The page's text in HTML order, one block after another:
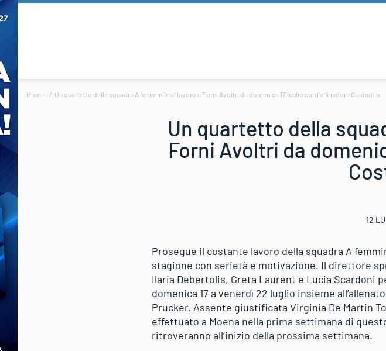
Home Un quartetto della squadra A femminile al lavoro a Forni Avoltri da domenica 17 luglio con l’allenatore Costantin
Un quartetto della
Forni Avoltri da
12
Prosegue il costante lavoro della squadra A
stagione con serietà e motivazione. Il direttore
Ilaria Debertolis, Greta Laurent e Lucia Scardoni
domenica 17 a venerdì 22 luglio insieme
Prucker. Assente giustificata Virginia De Martin
effettuato a Moena nella prima settimana di
ritroveranno all’inizio della prossima settimana.